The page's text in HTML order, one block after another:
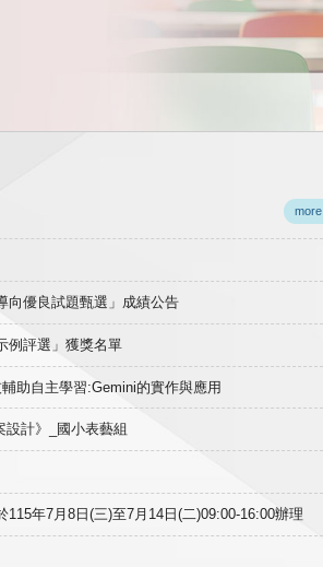
more
向優良試題甄選」成績公告
例評選」獲獎名單
助自主學習:Gemini的實作與應用
設計》_國小表藝組
年7月8日(三)至7月14日(二)09:00-16:00辦理